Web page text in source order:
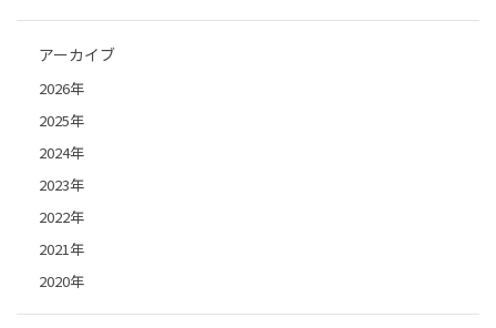
アーカイブ
2026年
2025年
2024年
2023年
2022年
2021年
2020年